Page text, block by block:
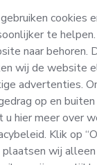
Wassie op jouw
gaan we naar
cookies
te
naar behoren.
wij de website
advertenties.
op en
hier meer over
Klik op
plaatsen wij